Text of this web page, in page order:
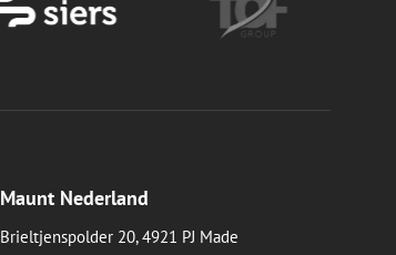
Maunt Nederland
Brieltjenspolder 20, 4921 PJ Made